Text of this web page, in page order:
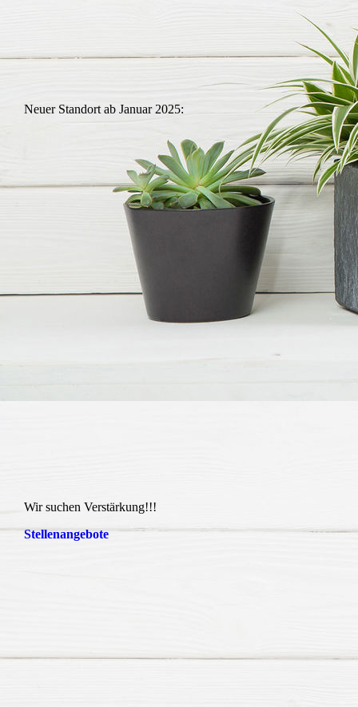
Neuer Standort ab Januar 2025:
Wir suchen Verstärkung!!!
Stellenangebote